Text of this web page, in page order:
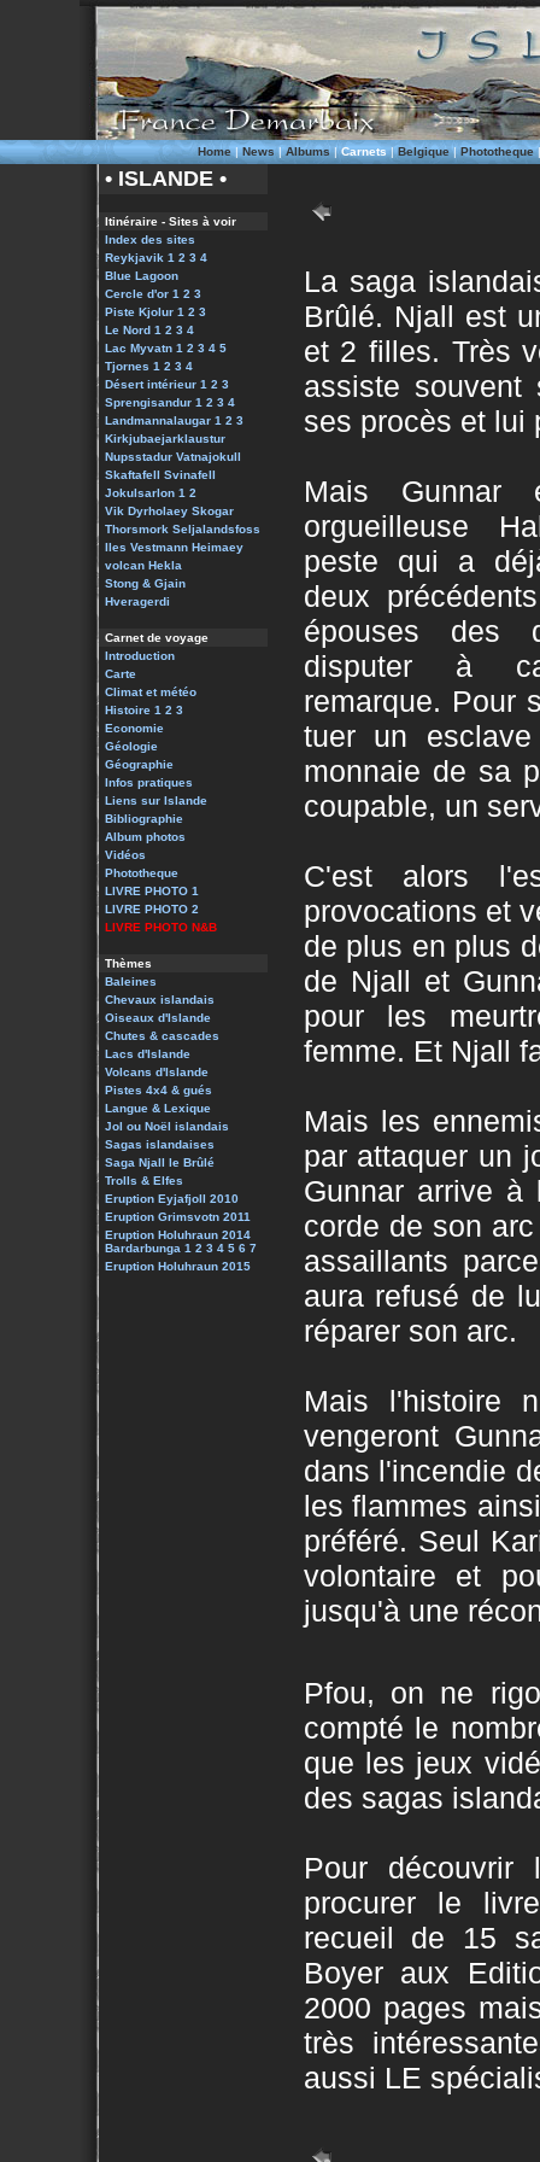
Home|News|Albums|Carnets |Belgique|Phototheque
• ISLANDE •
Itinéraire - Sites à voir
Index des sites
Reykjavik 1 2 3 4
Blue Lagoon
Cercle d'or 1 2 3
Piste Kjolur 1 2 3
Le Nord 1 2 3 4
Lac Myvatn 1 2 3 4 5
Tjornes 1 2 3 4
Désert intérieur 1 2 3
Sprengisandur 1 2 3 4
Landmannalaugar 1 2 3
Kirkjubaejarklaustur
Nupsstadur Vatnajokull
Skaftafell Svinafell
Jokulsarlon 1 2
Vik Dyrholaey Skogar
Thorsmork Seljalandsfoss
Iles Vestmann Heimaey
volcan Hekla
Stong & Gjain
Hveragerdi
Carnet de voyage
Introduction
Carte
Climat et météo
Histoire 1 2 3
Economie
Géologie
Géographie
Infos pratiques
Liens sur Islande
Bibliographie
Album photos
Vidéos
Phototheque
LIVRE PHOTO 1
LIVRE PHOTO 2
LIVRE PHOTO N&B
Thèmes
Baleines
Chevaux islandais
Oiseaux d'Islande
Chutes & cascades
Lacs d'Islande
Volcans d'Islande
Pistes 4x4 & gués
Langue & Lexique
Jol ou Noël islandais
Sagas islandaises
Saga Njall le Brûlé
Trolls & Elfes
Eruption Eyjafjoll 2010
Eruption Grimsvotn 2011
Eruption Holuhraun 2014
Bardarbunga 1 2 3 4 5 6 7
Eruption Holuhraun 2015
La saga
Brûlé. Njall est
et 2 filles. Très
assiste souvent
ses procès et lui
Mais
orgueilleuse
peste qui a
deux
épouses des
disputer à
remarque. Pour
tuer un
monnaie de sa
coupable, un
C'est alors
provocations et
de plus en plus
de Njall et
pour les
femme. Et Njall
Mais les
par attaquer un
Gunnar arrive
corde de son
assaillants
aura refusé de
réparer son arc.
Mais l'histoire
vengeront
dans l'incendie
les flammes
préféré. Seul
volontaire et
jusqu'à une
Pfou, on ne
compté le
que les jeux
des sagas
Pour
procurer le
recueil de 15
Boyer aux
2000 pages
très
aussi LE